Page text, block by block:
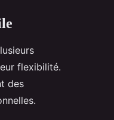
flexibilité.
des